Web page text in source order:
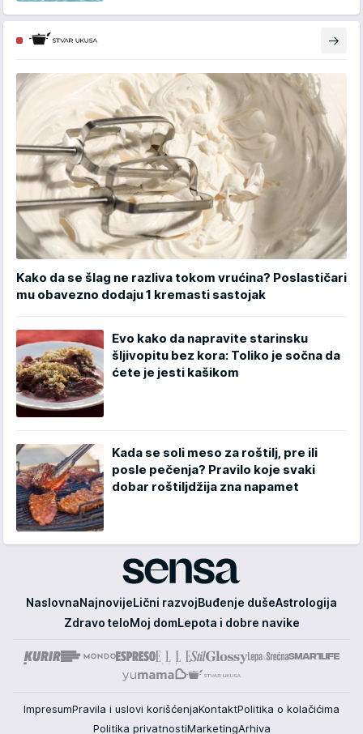
Kako da se šlag ne razliva tokom vrućina? Poslastičari
mu obavezno dodaju 1 kremasti sastojak
Evo kako da napravite starinsku
šljivopitu bez kora: Toliko je sočna da
ćete je jesti kašikom
Kada se soli meso za roštilj, pre ili
posle pečenja? Pravilo koje svaki
dobar roštiljdžija zna napamet
Sensa
NaslovnaNajnovijeLični razvojBuđenje dušeAstrologija
Zdravo teloMoj domLepota i dobre navike
ImpresumPravila i uslovi korišćenjaKontaktPolitika o kolačićima
Politika privatnostiMarketingArhiva